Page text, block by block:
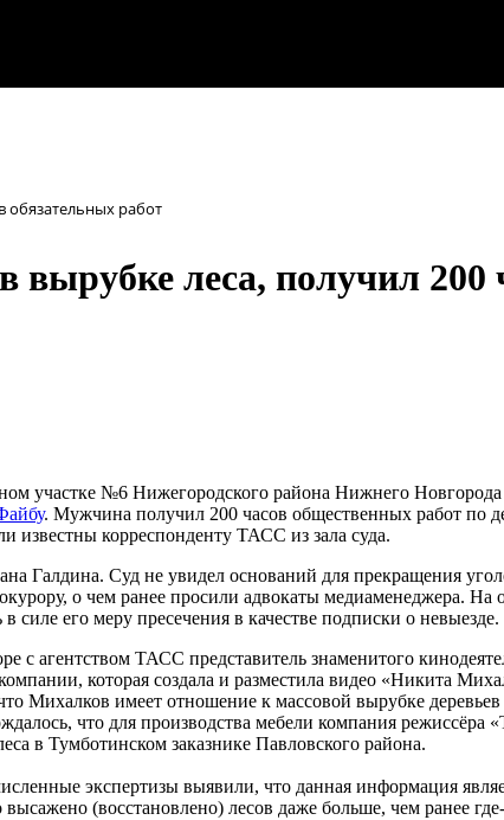
работ
леса, получил 200
участке №6 Нижегородского района Нижнего
. Мужчина получил 200 часов общественных работ по
известны корреспонденту ТАСС из зала суда.
Галдина. Суд не увидел оснований для прекращения
о чем ранее просили адвокаты медиаменеджера.
силе его меру пресечения в качестве подписки о невыезде.
с агентством ТАСС представитель знаменитого
которая создала и разместила видео «Никита
Михалков имеет отношение к массовой вырубке
что для производства мебели компания режиссёра
в Тумботинском заказнике Павловского района.
экспертизы выявили, что данная информация
(восстановлено) лесов даже больше, чем ранее